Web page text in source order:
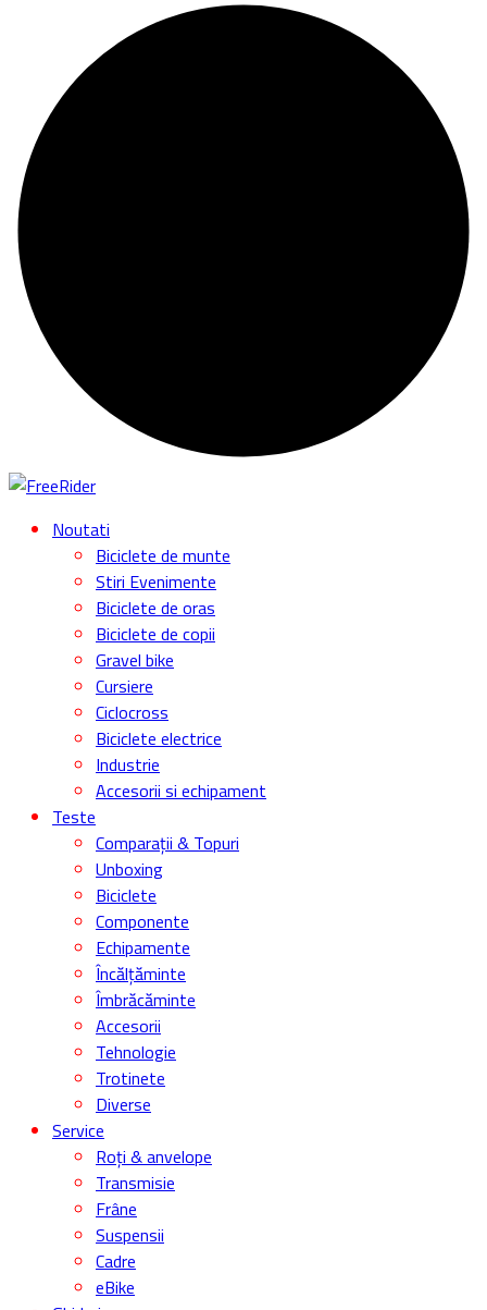
Biciclete pentru femeiBicicleta hardtail sau fullsuspension?
alegi o bicicleta de oras?
Echipamente si accesorii pentru
Cum aleg o bicicleta?
Cum aleg o
sa pentru bicicleta?
Cum alegi o
casca pentru bicicleta?
Patina
scurta sau lunga pentru schimbator?
Biciclete ieftine full suspension
copii?
Excursii cu bicicleta si cursuri de MTB
Inchirieri biciclete la munte
electrice
de cookies
parteneri
Noutati
Biciclete de munte
Stiri Evenimente
Biciclete de oras
Biciclete de copii
Gravel bike
Cursiere
Ciclocross
Biciclete electrice
Industrie
Accesorii si echipament
Teste
Comparații & Topuri